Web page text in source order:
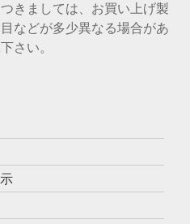
きましては、お買い上げ製
などが多少異なる場合があ
さい。